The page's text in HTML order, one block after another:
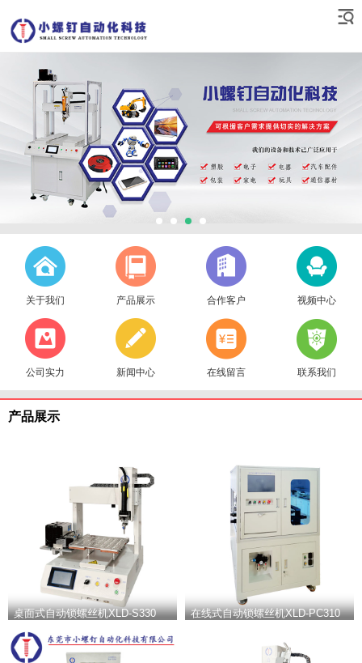
关于我们 产品展示 合作客户 视频中心
公司实力 新闻中心 在线留言 联系我们
产品展示
桌面式自动锁螺丝机XLD-S330 在线式自动锁螺丝机XLD-PC310